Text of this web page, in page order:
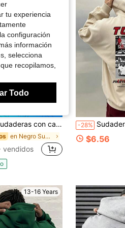
con capucha estampadas para niños y adolescentes
en Negro Sudaderas para chicos adolescentes
vendidos
-28% Sudadera con capucha casual para adolescentes/niños con gráfico de
$6.56
13-16 Years
tu experiencia
configuración
información
selecciona
recopilamos,
Todo